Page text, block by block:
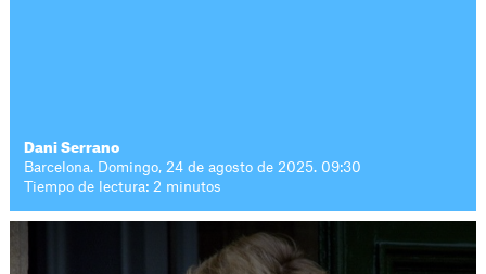
Dani Serrano
Barcelona. Domingo, 24 de agosto de 2025. 09:30
Tiempo de lectura: 2 minutos